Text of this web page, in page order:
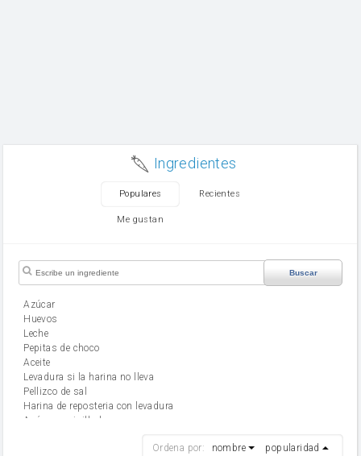
Ingredientes
Populares Recientes
Me gustan
Buscar
Azúcar
huevos
leche
Pepitas de choco
aceite
Levadura si la harina no lleva
Pellizco de sal
Harina de reposteria con levadura
Azúcar avainillado
Ordena por: nombre popularidad